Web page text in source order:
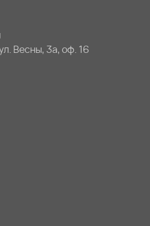
Весны, 3а, оф. 16